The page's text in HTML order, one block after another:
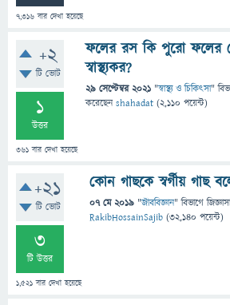
7,316 বার দেখা হয়েছে
+2
টি ভোট
1
উত্তর
361 বার দেখা হয়েছে
ফলের রস কি পুরো ফলের
স্বাস্থ্যকর?
29 সেপ্টেম্বর 2021 "স্বাস্থ্য ও চিকিৎসা"
করেছেনshahadat (2,110 পয়েন্ট)
+21
টি ভোট
3
টি উত্তর
1,521 বার দেখা হয়েছে
কোন গাছকে স্বর্গীয় গাছ
07 মে 2019 "জীববিজ্ঞান" বিভাগে
RakibHossainSajib (32,140 পয়েন্ট)